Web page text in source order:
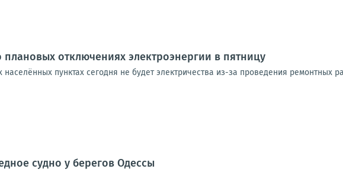
отключениях электроэнергии в пятницу
населённых пунктах сегодня не будет электричества из-за проведения ремонтных
судно у берегов Одессы